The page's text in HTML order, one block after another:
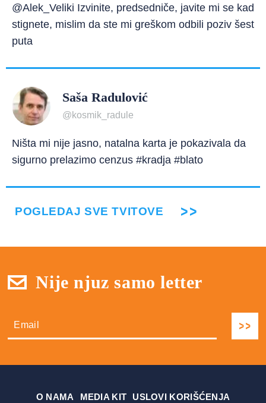
@Alek_Veliki Izvinite, predsedniče, javite mi se kad
stignete, mislim da ste mi greškom odbili poziv šest
puta
Saša Radulović
@kosmik_radule
Ništa mi nije jasno, natalna karta je pokazivala da
sigurno prelazimo cenzus #kradja #blato
POGLEDAJ SVE TVITOVE
Nije njuz samo letter
О NAMA MEDIA KIT USLOVI KORIŠĆENJA